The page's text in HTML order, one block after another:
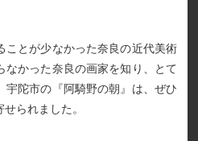
とが少なかった奈良の近代美術
なかった奈良の画家を知り、とて
宇陀市の『阿騎野の朝』は、ぜひ
られました。